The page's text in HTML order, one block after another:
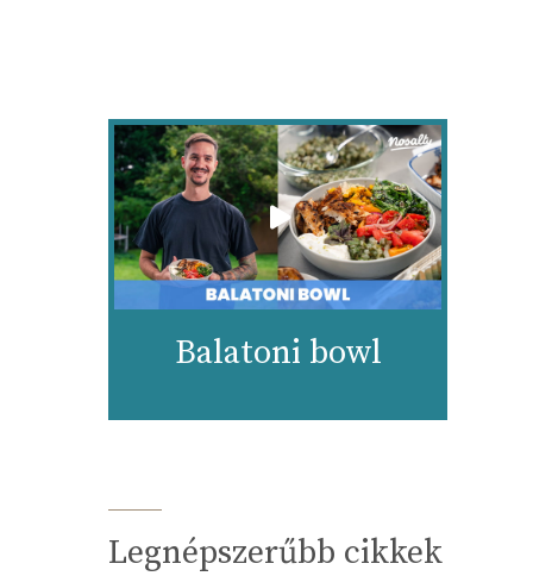
Balatoni bowl
Legnépszerűbb cikkek